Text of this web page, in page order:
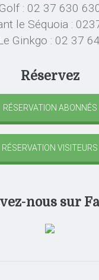
Golf : 02 37 630
le Séquoia :
Ginkgo : 02 37
Réservez
RÉSERVATION ABONNÉS
RÉSERVATION VISITEURS
nous sur